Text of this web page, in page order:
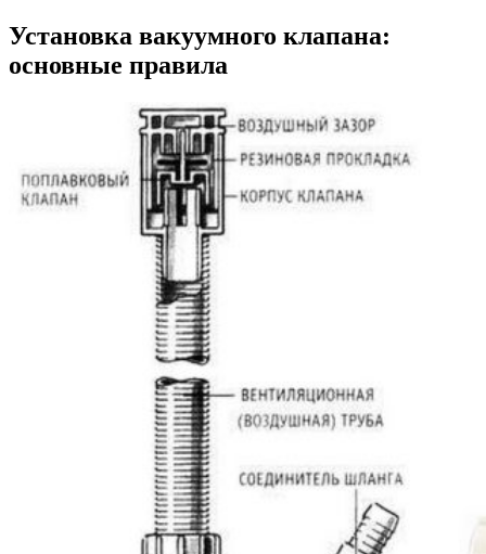
Установка вакуумного клапана:
основные правила